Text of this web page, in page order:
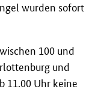
wurden sofort
100 und
und
11.00 Uhr keine